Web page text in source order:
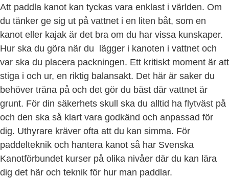
Att paddla kanot kan tyckas vara enklast i världen. Om
du tänker ge sig ut på vattnet i en liten båt, som en
kanot eller kajak är det bra om du har vissa kunskaper.
Hur ska du göra när du lägger i kanoten i vattnet och
var ska du placera packningen. Ett kritiskt moment är att
stiga i och ur, en riktig balansakt. Det här är saker du
behöver träna på och det gör du bäst där vattnet är
grunt. För din säkerhets skull ska du alltid ha flytväst på
och den ska så klart vara godkänd och anpassad för
dig. Uthyrare kräver ofta att du kan simma. För
paddelteknik och hantera kanot så har Svenska
Kanotförbundet kurser på olika nivåer där du kan lära
dig det här och teknik för hur man paddlar.